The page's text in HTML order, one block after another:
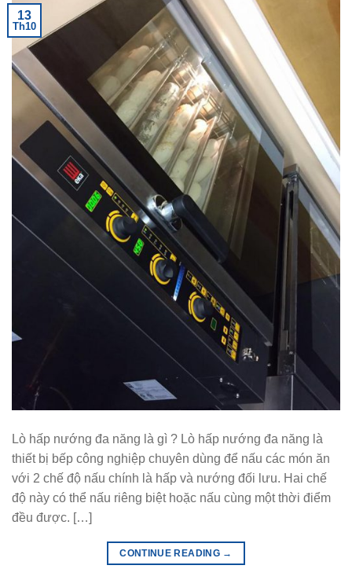
13
Th10
Lò hấp nướng đa năng là gì ? Lò hấp nướng đa năng là
thiết bị bếp công nghiệp chuyên dùng để nấu các món ăn
với 2 chế độ nấu chính là hấp và nướng đối lưu. Hai chế
độ này có thể nấu riêng biệt hoặc nấu cùng một thời điểm
đều được. […]
CONTINUE READING →